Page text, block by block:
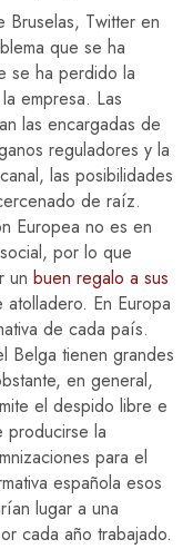
Twitter en
que se ha
se ha perdido la
empresa. Las
las encargadas de
reguladores y la
las posibilidades
de raíz.
Europea no es en
por lo que
un buen regalo a sus
En Europa
de cada país.
Belga tienen grandes
en general,
el despido libre e
producirse la
para el
española esos
lugar a una
cada año trabajado.